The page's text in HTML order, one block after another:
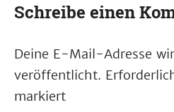
Schreibe einen
Deine E-Mail-Adresse
veröffentlicht.
markiert